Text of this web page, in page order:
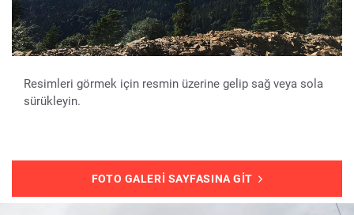
Resimleri görmek için resmin üzerine gelip sağ veya sola
sürükleyin.
FOTO GALERI SAYFASINA GIT